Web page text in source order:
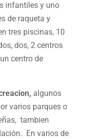
infantiles y uno
de raqueta y
tres piscinas, 10
dos, 2 centros
centro de
algunos
varios parques o
tambien
En varios de